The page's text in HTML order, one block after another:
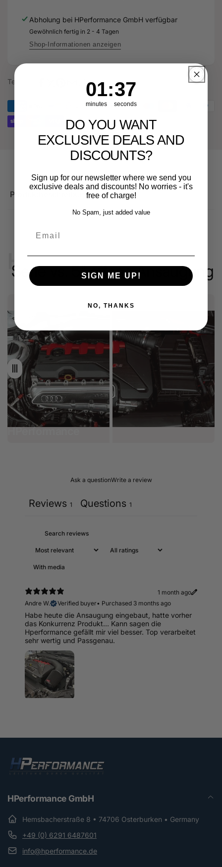
Turboinlet
für
Audi
8V
100mm
Turboinlet
für
RS3
OPF
Abholung bei HPerformance GmbH verfügbar
Gewöhnlich fertig in 2 - 4 Tagen
Shop-Informationen anzeigen
Teilen
Produktbeschreibung Hinweise
HPerformance
Serie vs. 5" offene Ansaugung
HPerformance
Serie
Ask a questionWrite a review
Reviews 1 Questions 1
With media
1 month ago
Andre W.
Verified buyer• Purchased 3 months ago
Habe heute die Ansaugung eingebaut, hatte vorher
das Konkurrenz Produkt… Kann sagen die
Hperformance gefällt mir viel besser. Top verarbeitet
sehr wertig und Passgenau.
HPerformance GmbH
Hemsbacherstraße 8 • 74706 Osterburken • Germany
+49 (0) 6291 6487601
info@hperformance.de
Countdown ends in:
1
01
minutes
: 36
36
seconds
DO YOU WANT
EXCLUSIVE DEALS AND
DISCOUNTS?
Sign up for our newsletter where we send you
exclusive deals and discounts! No worries - it's
free of charge!
No Spam, just added value
SIGN ME UP!
NO, THANKS